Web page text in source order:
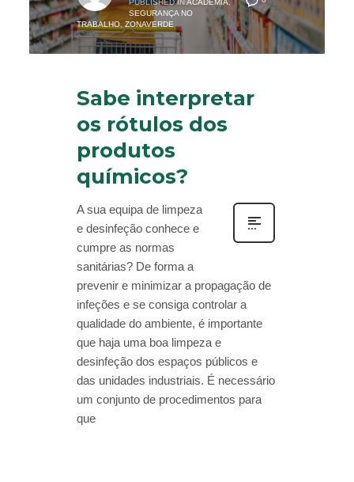
PUBLISHED IN ACADEMIA,
SEGURANÇA NO
TRABALHO,ZONAVERDE
Sabe interpretar
os rótulos dos
produtos
químicos?
A sua equipa de limpeza
e desinfeção conhece e
cumpre as normas
sanitárias? De forma a
prevenir e minimizar a propagação de
infeções e se consiga controlar a
qualidade do ambiente, é importante
que haja uma boa limpeza e
desinfeção dos espaços públicos e
das unidades industriais. É necessário
um conjunto de procedimentos para
que